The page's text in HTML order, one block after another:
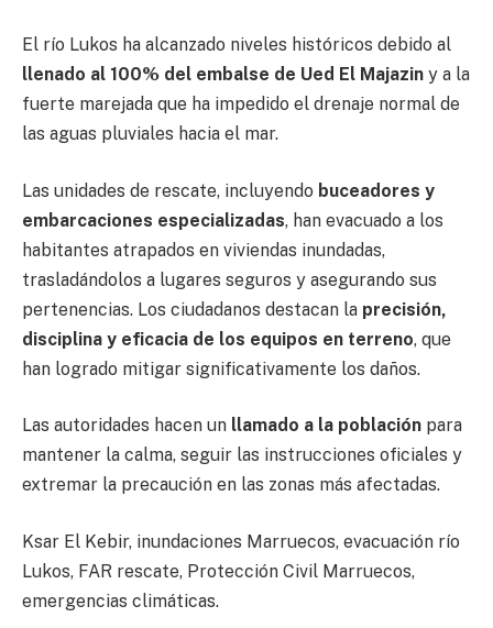
El río Lukos ha alcanzado niveles históricos debido al
llenado al 100% del embalse de Ued El Majazin y a la
fuerte marejada que ha impedido el drenaje normal de
las aguas pluviales hacia el mar.
Las unidades de rescate, incluyendo buceadores y
embarcaciones especializadas, han evacuado a los
habitantes atrapados en viviendas inundadas,
trasladándolos a lugares seguros y asegurando sus
pertenencias. Los ciudadanos destacan la precisión,
disciplina y eficacia de los equipos en terreno, que
han logrado mitigar significativamente los daños.
Las autoridades hacen un llamado a la población para
mantener la calma, seguir las instrucciones oficiales y
extremar la precaución en las zonas más afectadas.
Ksar El Kebir, inundaciones Marruecos, evacuación río
Lukos, FAR rescate, Protección Civil Marruecos,
emergencias climáticas.